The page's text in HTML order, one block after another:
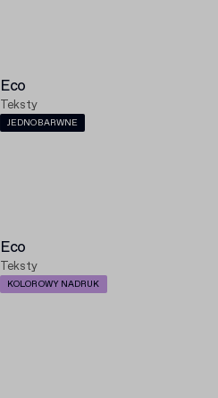
Eco
Teksty
JEDNOBARWNE
Eco
Teksty
KOLOROWY NADRUK